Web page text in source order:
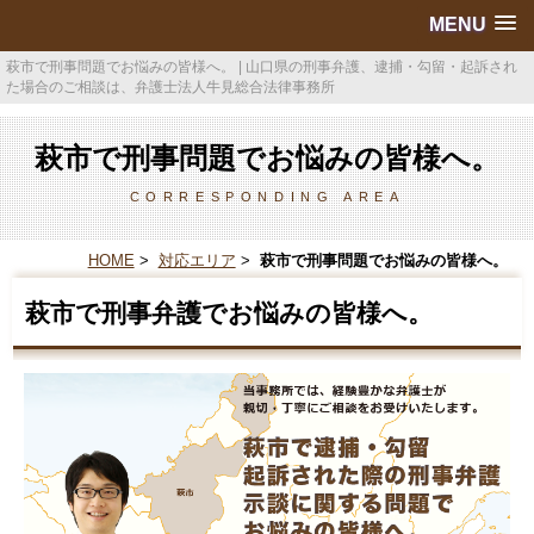
MENU
萩市で刑事問題でお悩みの皆様へ。 | 山口県の刑事弁護、逮捕・勾留・起訴され
た場合のご相談は、弁護士法人牛見総合法律事務所
萩市で刑事問題でお悩みの皆様へ。
CORRESPONDING AREA
HOME > 対応エリア > 萩市で刑事問題でお悩みの皆様へ。
萩市で刑事弁護でお悩みの皆様へ。